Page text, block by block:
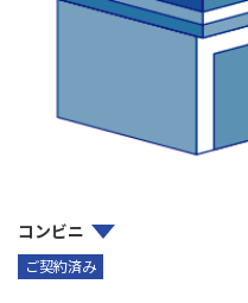
コンビニ
ご契約済み